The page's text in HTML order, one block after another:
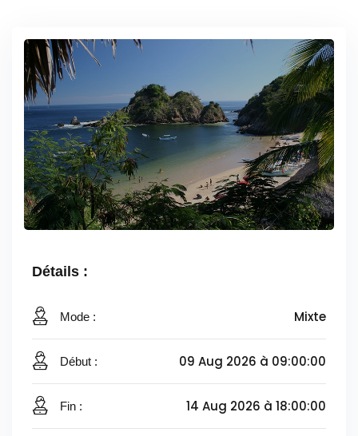
Détails :
Mode : Mixte
Début : 09 Aug 2026 à 09:00:00
Fin : 14 Aug 2026 à 18:00:00